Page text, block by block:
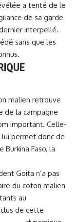
a tenté de le
de sa garde
interpellé.
sans que les
malien retrouve
de la campagne
important. Celle-
permet donc de
Faso, la
Goita n’a pas
du coton malien
au
de cette